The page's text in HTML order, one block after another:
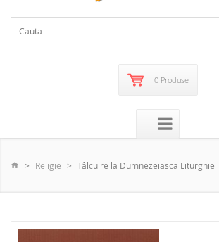
0 Produse
Religie Tâlcuire la Dumnezeiasca Liturghie